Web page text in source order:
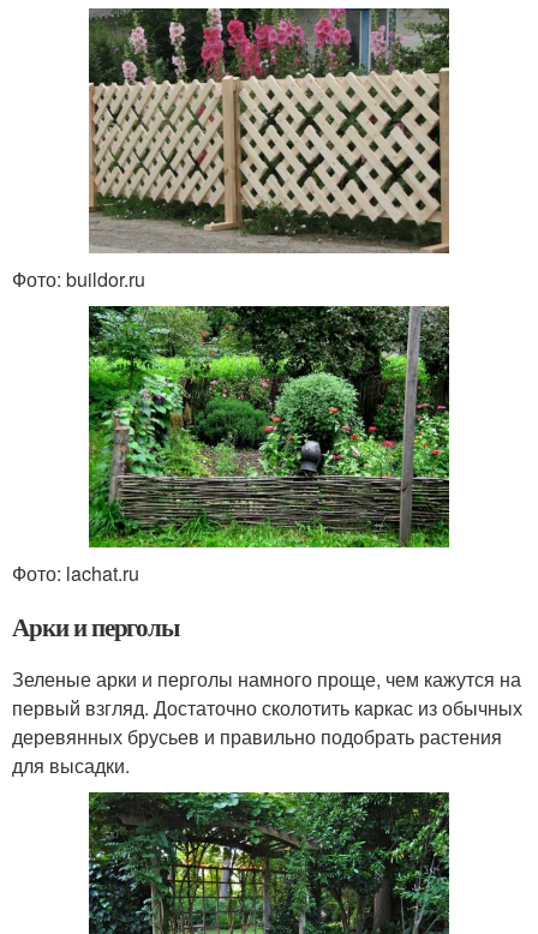
Фото: buildor.ru
Фото: lachat.ru
Арки и перголы
Зеленые арки и перголы намного проще, чем кажутся на
первый взгляд. Достаточно сколотить каркас из обычных
деревянных брусьев и правильно подобрать растения
для высадки.